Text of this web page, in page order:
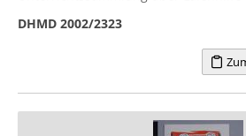
DHMD 2002/2323